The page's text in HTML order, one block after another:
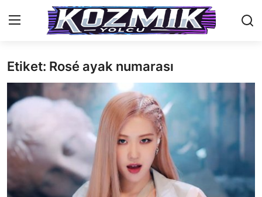
Anasayfa
Genel
İletişim
Anime Önerileri
Kore Dünyası
Etiket: Rosé ayak numarası